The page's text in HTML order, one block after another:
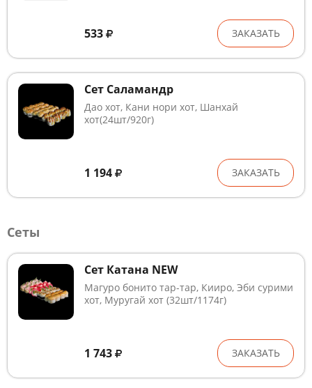
533 ЗАКАЗАТЬ
Сет Саламандр
Дао хот, Кани нори хот, Шанхай
хот(24шт/920г)
1 194 ЗАКАЗАТЬ
Сеты
Сет Катана NEW
Магуро бонито тар-тар, Кииро, Эби сурими
хот, Муругай хот (32шт/1174г)
1 743 ЗАКАЗАТЬ